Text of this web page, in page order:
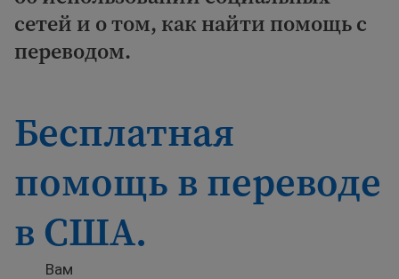
сетей и о том, как найти помощь с
переводом.
Бесплатная
помощь в переводе
в США.
Вам